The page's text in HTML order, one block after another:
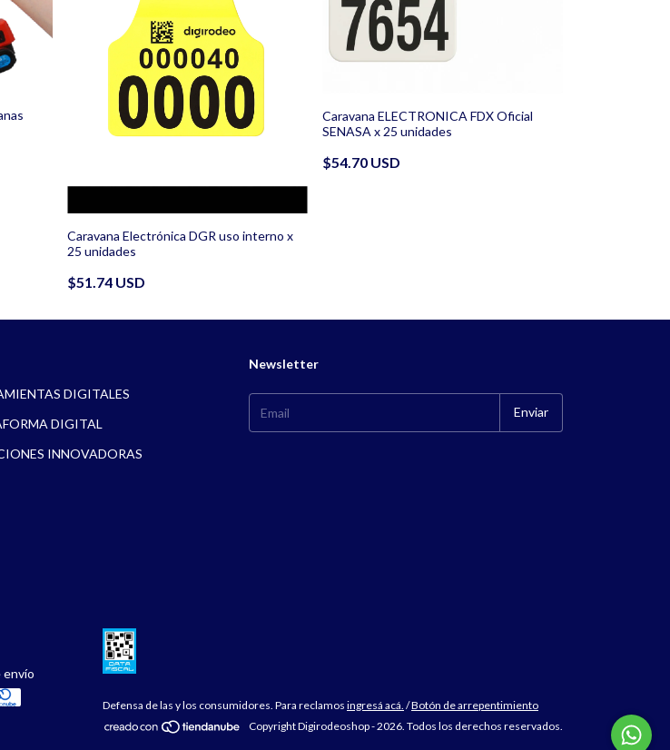
Caravana Electrónica DGR uso interno x
25 unidades
$51.74 USD
Caravana ELECTRONICA FDX Oficial
SENASA x 25 unidades
$54.70 USD
DIGITALES
DIGITAL
INNOVADORAS
Newsletter
envío
Defensa de las y los consumidores. Para reclamos ingresá acá. /Botón de arrepentimiento
Copyright Digirodeoshop - 2026. Todos los derechos reservados.